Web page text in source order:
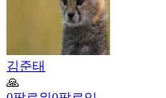
김준태
🙏